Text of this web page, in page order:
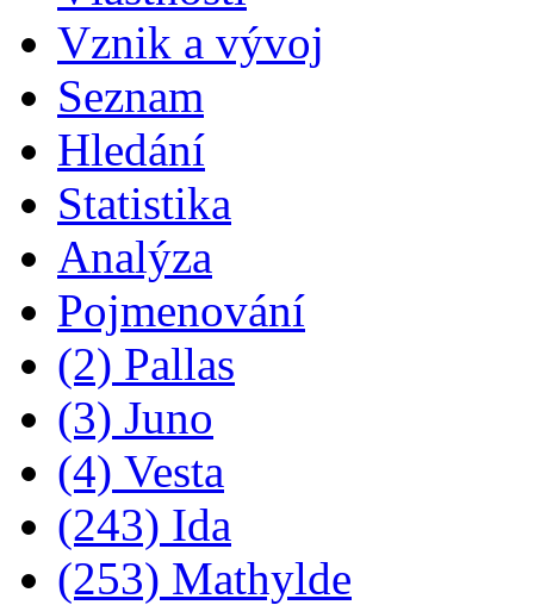
Vznik a vývoj
Seznam
Hledání
Statistika
Analýza
Pojmenování
(2) Pallas
(3) Juno
(4) Vesta
(243) Ida
(253) Mathylde